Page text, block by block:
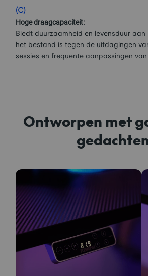
(C)
Hoge draagcapaciteit:
Biedt duurzaamheid en levensduur
het bestand is tegen de uitdagingen
sessies en frequente aanpassingen
Ontworpen met